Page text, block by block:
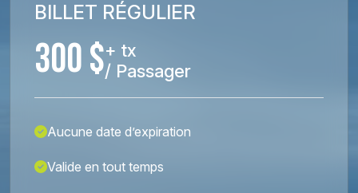
BILLET RÉGULIER
300 $+ tx
/ Passager
Aucune date d’expiration
Valide en tout temps